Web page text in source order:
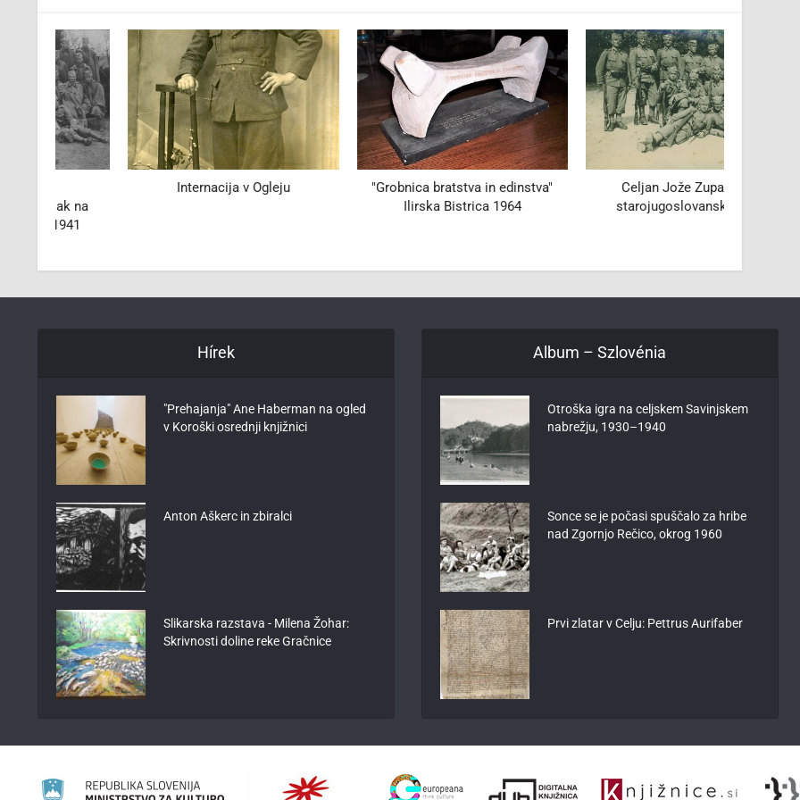
Internacija v Ogleju
"Grobnica bratstva in edinstva"
Ilirska Bistrica 1964
Celjan Jože Zupanc kot
starojugoslovanski vojak
Hírek
"Prehajanja" Ane Haberman na ogled
v Koroški osrednji knjižnici
Anton Aškerc in zbiralci
Slikarska razstava - Milena Žohar:
Skrivnosti doline reke Gračnice
Album – Szlovénia
Otroška igra na celjskem Savinjskem
nabrežju, 1930–1940
Sonce se je počasi spuščalo za hribe
nad Zgornjo Rečico, okrog 1960
Prvi zlatar v Celju: Pettrus Aurifaber